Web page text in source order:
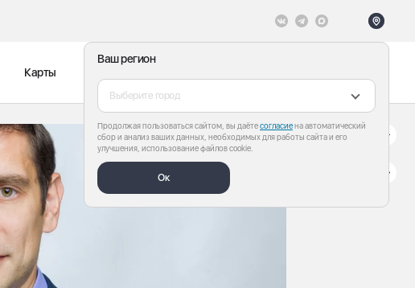
Ваш регион
Выберите город
Продолжая пользоваться сайтом, вы даётесогласиена автоматический
сбор и анализ ваших данных, необходимых для работы сайта и его
улучшения, использование файлов cookie.
Ок
Карты